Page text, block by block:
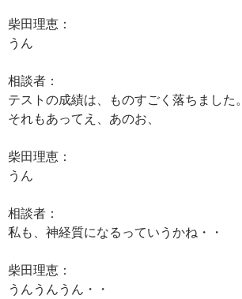
柴田理恵：
うん
相談者：
テストの成績は、ものすごく落ちました。
それもあってえ、あのお、
柴田理恵：
うん
相談者：
私も、神経質になるっていうかね・・
柴田理恵：
うんうんうん・・